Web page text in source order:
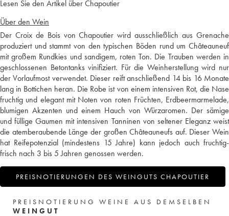
Lesen Sie den Artikel über Chapoutier
Über den Wein
Der Croix de Bois von Chapoutier wird ausschließlich aus Grenache
produziert und stammt von den typischen Böden rund um Châteauneuf
mit großem Rundkies und sandigem, roten Ton. Die Trauben werden in
geschlossenen Betontanks vinifiziert. Für die Weinherstellung wird nur
der Vorlaufmost verwendet. Dieser reift anschließend 14 bis 16 Monate
lang in Bottichen heran. Die Robe ist von einem intensiven Rot, die Nase
fruchtig und elegant mit Noten von roten Früchten, Erdbeermarmelade,
blumigen Akzenten und einem Hauch von Würzaromen. Der sämige
und füllige Gaumen mit intensiven Tanninen von seltener Eleganz weist
die atemberaubende Länge der großen Châteauneufs auf. Dieser Wein
hat Reifepotenzial (mindestens 15 Jahre) kann jedoch auch fruchtig-
frisch nach 3 bis 5 Jahren genossen werden.
PREISNOTIERUNGEN DES WEINGUTS CHAPOUTIER
PREISNOTIERUNG WEINE AUS DEMSELBEN
WEINGUT